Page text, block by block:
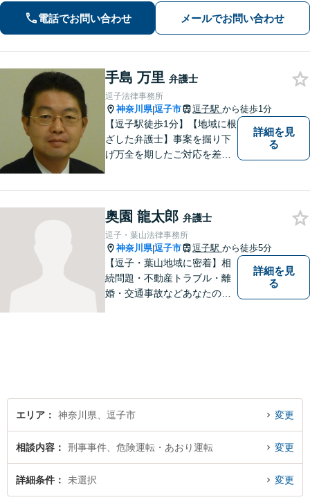
【初回面談無料】【夜間・休日は予約
で対応可】【法テラス可】
電話でお問い合わせ メールでお問い合わせ
手島 万里 弁護士
逗子法律事務所
神奈川県|逗子市 逗子駅 から徒歩1分
【逗子駅徒歩1分】【地域に根
ざした弁護士】事案を掘り下
げ万全を期したご対応を差し
ど、幅広く対応可能。【明確
な料金体系】１件１件ていね
いに対応させて頂きます。ご
連絡ください。
詳細を見
る
奥園 龍太郎 弁護士
逗子・葉山法律事務所
神奈川県|逗子市 逗子駅 から徒歩5分
【逗子・葉山地域に密着】相
続問題・不動産トラブル・離
婚・交通事故などあなたの困
詳細を見
る
エリア 神奈川県、逗子市 変更
相談内容 刑事事件、危険運転・あおり運転 変更
詳細条件 未選択 変更